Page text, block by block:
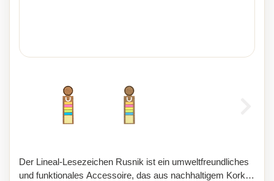
Der Lineal-Lesezeichen Rusnik ist ein umweltfreundliches
und funktionales Accessoire, das aus nachhaltigem Kork